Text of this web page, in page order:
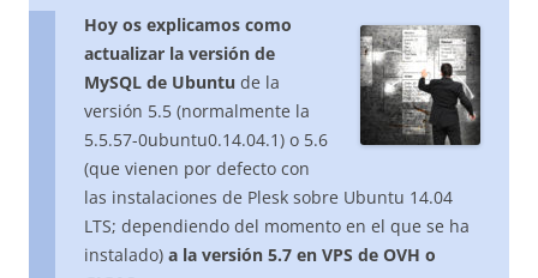
Hoy os explicamos como
actualizar la versión de
MySQL de Ubuntu de la
versión 5.5 (normalmente la
5.5.57-0ubuntu0.14.04.1) o 5.6
(que vienen por defecto con
las instalaciones de Plesk sobre Ubuntu 14.04
LTS; dependiendo del momento en el que se ha
instalado) a la versión 5.7 en VPS de OVH o